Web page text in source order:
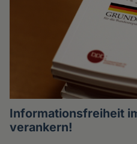
Informationsfreiheit
verankern!